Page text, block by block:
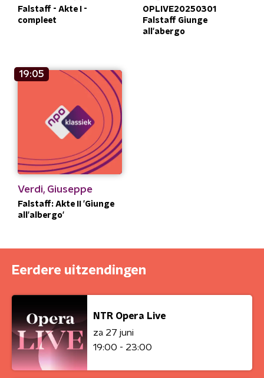
Falstaff - Akte I -
compleet
OPLIVE20250301
Falstaff Giunge
all'abergo
19:05
Verdi, Giuseppe
Falstaff: Akte II 'Giunge
all'albergo'
Eerdere uitzendingen
NTR Opera Live
za 27 juni
19:00 - 23:00